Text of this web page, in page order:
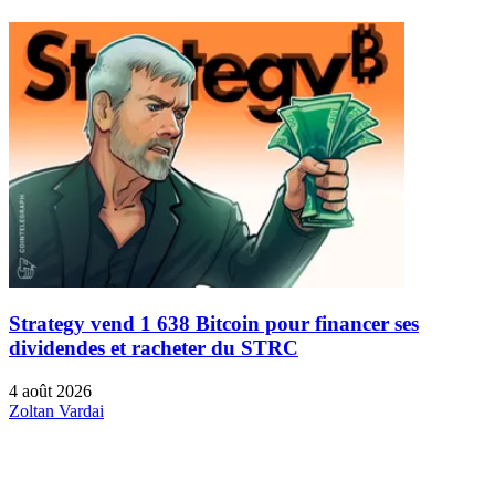
Strategy vend 1 638 Bitcoin pour financer ses
dividendes et racheter du STRC
4 août 2026
Zoltan Vardai